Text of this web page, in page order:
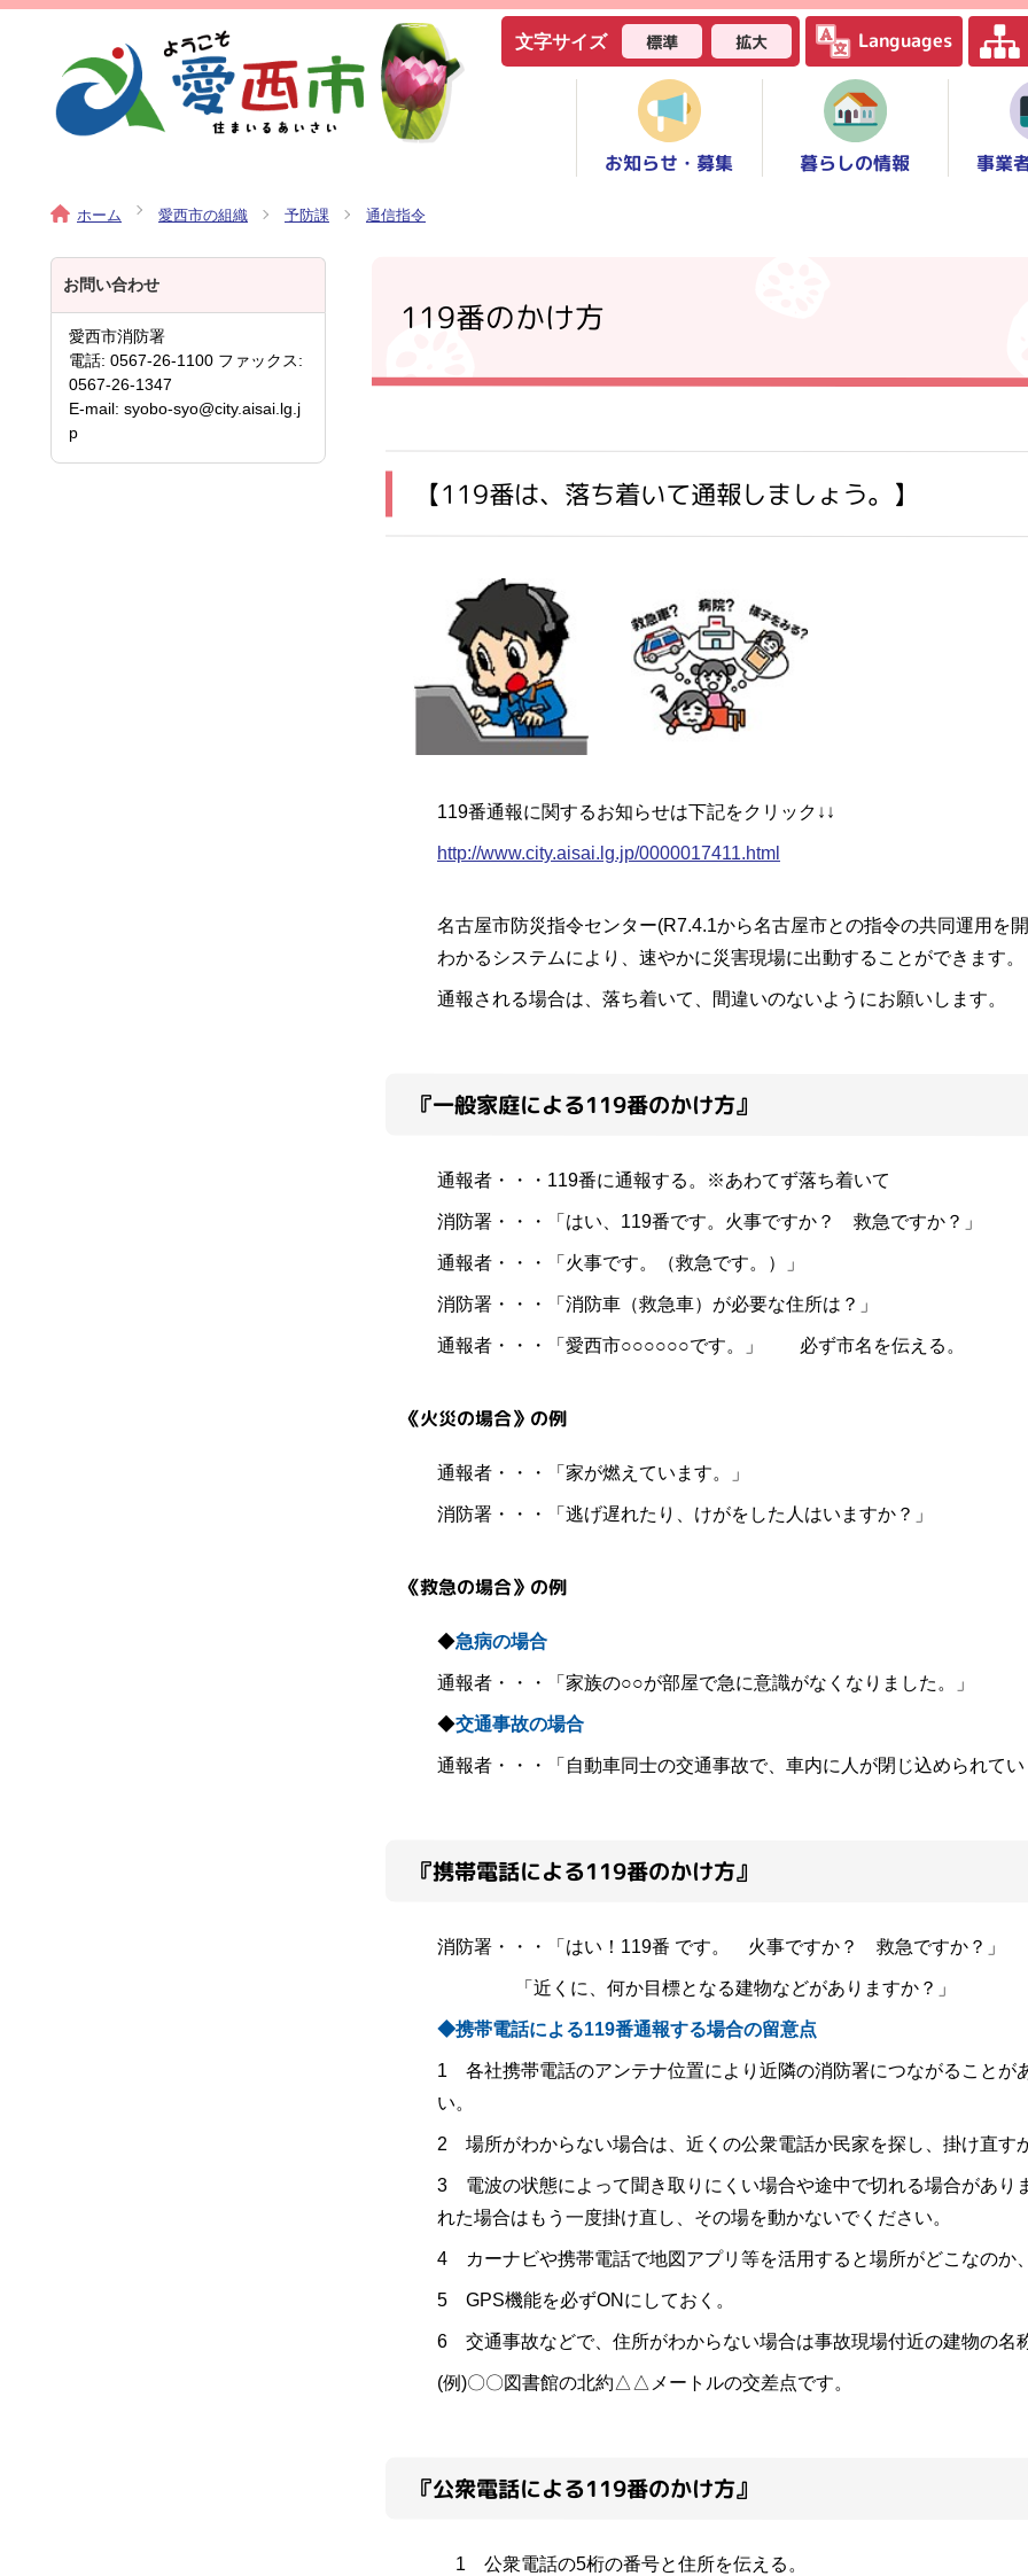
文字サイズ 標準 拡大 Languages
お知らせ・募集 暮らしの情報 事業
ホーム 愛西市の組織 予防課 通信指令
119番のかけ方
【119番は、落ち着いて通報しましょう。】
119番通報に関するお知らせは下記をクリック↓↓
http://www.city.aisai.lg.jp/0000017411.html
名古屋市防災指令センター(R7.4.1から名古屋市との指令の共同運用を
わかるシステムにより、速やかに災害現場に出動することができます。
通報される場合は、落ち着いて、間違いのないようにお願いします。
『一般家庭による119番のかけ方』
通報者・・・119番に通報する。※あわてず落ち着いて
消防署・・・「はい、119番です。火事ですか？ 救急ですか？」
通報者・・・「火事です。（救急です。）」
消防署・・・「消防車（救急車）が必要な住所は？」
通報者・・・「愛西市○○○○○○です。」 必ず市名を伝える。
《火災の場合》の例
通報者・・・「家が燃えています。」
消防署・・・「逃げ遅れたり、けがをした人はいますか？」
《救急の場合》の例
◆急病の場合
通報者・・・「家族の○○が部屋で急に意識がなくなりました。」
◆交通事故の場合
通報者・・・「自動車同士の交通事故で、車内に人が閉じ込められて
『携帯電話による119番のかけ方』
消防署・・・「はい！119番 です。 火事ですか？ 救急ですか？」
「近くに、何か目標となる建物などがありますか？」
◆携帯電話による119番通報する場合の留意点
1 各社携帯電話のアンテナ位置により近隣の消防署につながることが
い。
2 場所がわからない場合は、近くの公衆電話か民家を探し、掛け直す
3 電波の状態によって聞き取りにくい場合や途中で切れる場合があり
れた場合はもう一度掛け直し、その場を動かないでください。
4 カーナビや携帯電話で地図アプリ等を活用すると場所がどこなのか
5 GPS機能を必ずONにしておく。
6 交通事故などで、住所がわからない場合は事故現場付近の建物の名
(例)〇〇図書館の北約△△メートルの交差点です。
『公衆電話による119番のかけ方』
1 公衆電話の5桁の番号と住所を伝える。
お問い合わせ
愛西市消防署
電話: 0567-26-1100 ファックス:
0567-26-1347
E-mail: syobo-syo@city.aisai.lg.j
p